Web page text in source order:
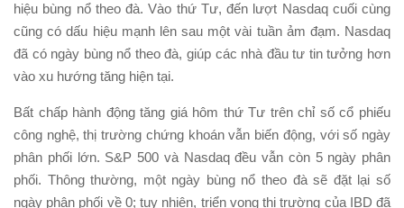
hiệu bùng nổ theo đà. Vào thứ Tư, đến lượt Nasdaq cuối cùng
cũng có dấu hiệu mạnh lên sau một vài tuần ảm đạm. Nasdaq
đã có ngày bùng nổ theo đà, giúp các nhà đầu tư tin tưởng hơn
vào xu hướng tăng hiện tại.
Bất chấp hành động tăng giá hôm thứ Tư trên chỉ số cổ phiếu
công nghệ, thị trường chứng khoán vẫn biến động, với số ngày
phân phối lớn. S&P 500 và Nasdaq đều vẫn còn 5 ngày phân
phối. Thông thường, một ngày bùng nổ theo đà sẽ đặt lại số
ngày phân phối về 0; tuy nhiên, triển vọng thị trường của IBD đã